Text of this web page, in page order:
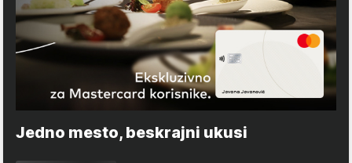
Jedno mesto, beskrajni ukusi